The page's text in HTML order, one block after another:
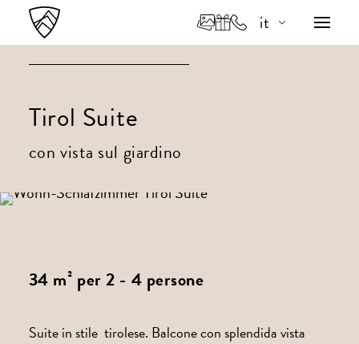
it
de
Tirol Suite
con vista sul giardino
34 m² per 2 - 4 persone
Suite in stile tirolese. Balcone con splendida vista